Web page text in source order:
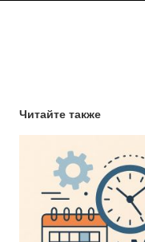
Читайте также